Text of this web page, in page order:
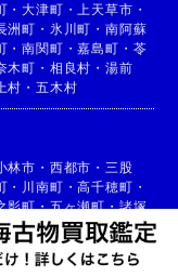
・大津町 ・ 上天草市 ・
洲町 ・ 氷川町 ・ 南阿蘇
・南関町 ・嘉島町 ・ 苓
木町 ・ 相良村 ・ 湯前
村 ・ 五木村
林市 ・ 西都市 ・ 三股
・ 川南町 ・高千穂町 ・
影町・五ヶ瀬町・諸塚